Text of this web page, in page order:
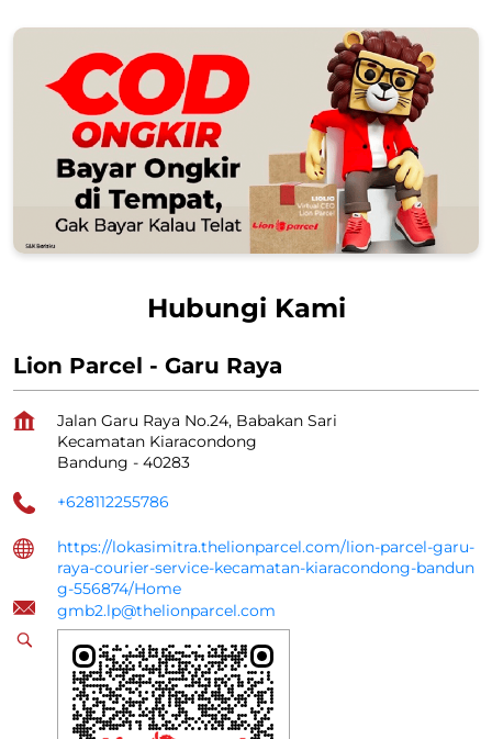
Hubungi Kami
Lion Parcel - Garu Raya
Jalan Garu Raya No.24, Babakan Sari
Kecamatan Kiaracondong
Bandung - 40283
+628112255786
https://lokasimitra.thelionparcel.com/lion-parcel-garu-
raya-courier-service-kecamatan-kiaracondong-bandun
g-556874/Home
gmb2.lp@thelionparcel.com